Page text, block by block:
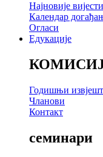
Најновије вијести
Календар
Огласи
Едукације
Годишњи
Чланови
Контакт
семинари